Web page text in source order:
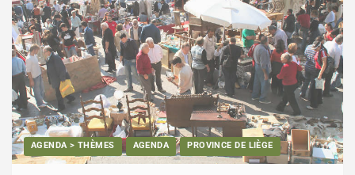
AGENDA > THÈMES AGENDA PROVINCE DE LIÈGE